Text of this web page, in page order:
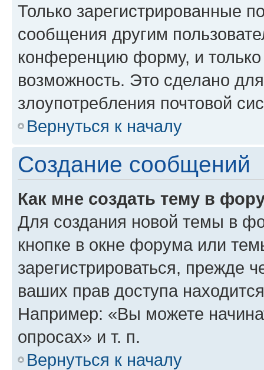
Только зарегистрированные
сообщения другим
конференцию форму, и
возможность. Это сделано
злоупотребления почтовой
Вернуться к началу
Создание сообщений
Как мне создать тему в
Для создания новой темы в
кнопке в окне форума или
зарегистрироваться, прежде
ваших прав доступа
Например: «Вы можете
опросах» и т. п.
Вернуться к началу